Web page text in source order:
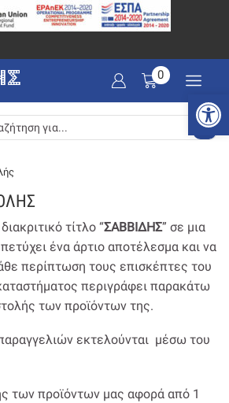
0
τίτλο “ΣΑΒΒΙΔΗΣ” σε μια
ένα άρτιο αποτέλεσμα και να
περίπτωση τους επισκέπτες του
περιγράφει παρακάτω
των προϊόντων της.
εκτελούνται μέσω του
των προϊόντων μας αφορά από 1